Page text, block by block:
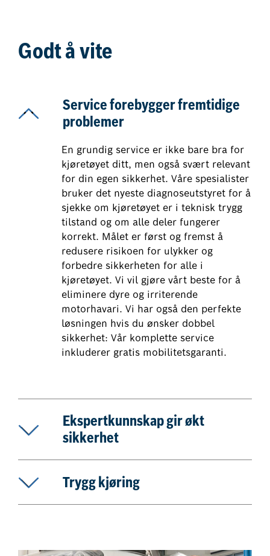
Godt å vite
Service forebygger fremtidige
problemer
En grundig service er ikke bare bra for
kjøretøyet ditt, men også svært relevant
for din egen sikkerhet. Våre spesialister
bruker det nyeste diagnoseutstyret for å
sjekke om kjøretøyet er i teknisk trygg
tilstand og om alle deler fungerer
korrekt. Målet er først og fremst å
redusere risikoen for ulykker og
forbedre sikkerheten for alle i
kjøretøyet. Vi vil gjøre vårt beste for å
eliminere dyre og irriterende
motorhavari. Vi har også den perfekte
løsningen hvis du ønsker dobbel
sikkerhet: Vår komplette service
inkluderer gratis mobilitetsgaranti.
Ekspertkunnskap gir økt
sikkerhet
Trygg kjøring